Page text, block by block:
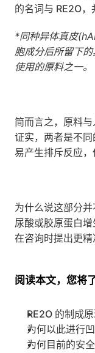
的名词与 RE2O，
*同种异体真皮
胞成分后所留下
使用的原料之一。
简而言之，原料
证实，两者是不
易产生排斥反应，
为什么说这部分
尿酸或胶原蛋白
在咨询时提出更精
阅读本文，您将了
RE2O 的制成
为何以此进行
为何目前的安